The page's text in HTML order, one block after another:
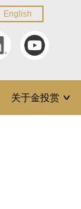
English
关于金投赏 ∨